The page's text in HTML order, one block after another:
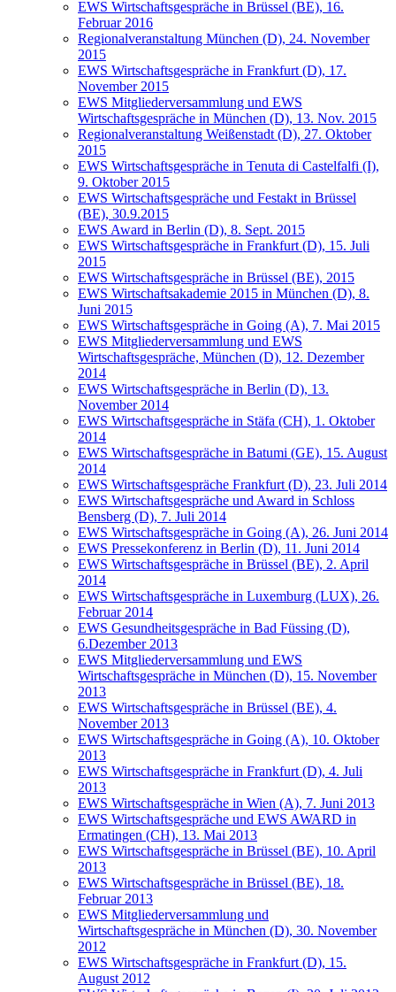
EWS Wirtschaftsgespräche in Brüssel (BE), 16.
Februar 2016
Regionalveranstaltung München (D), 24. November
2015
EWS Wirtschaftsgespräche in Frankfurt (D), 17.
November 2015
EWS Mitgliederversammlung und EWS
Wirtschaftsgespräche in München (D), 13. Nov. 2015
Regionalveranstaltung Weißenstadt (D), 27. Oktober
2015
EWS Wirtschaftsgespräche in Tenuta di Castelfalfi (I),
9. Oktober 2015
EWS Wirtschaftsgespräche und Festakt in Brüssel
(BE), 30.9.2015
EWS Award in Berlin (D), 8. Sept. 2015
EWS Wirtschaftsgespräche in Frankfurt (D), 15. Juli
2015
EWS Wirtschaftsgespräche in Brüssel (BE), 2015
EWS Wirtschaftsakademie 2015 in München (D), 8.
Juni 2015
EWS Wirtschaftsgespräche in Going (A), 7. Mai 2015
EWS Mitgliederversammlung und EWS
Wirtschaftsgespräche, München (D), 12. Dezember
2014
EWS Wirtschaftsgespräche in Berlin (D), 13.
November 2014
EWS Wirtschaftsgespräche in Stäfa (CH), 1. Oktober
2014
EWS Wirtschaftsgespräche in Batumi (GE), 15. August
2014
EWS Wirtschaftsgespräche Frankfurt (D), 23. Juli 2014
EWS Wirtschaftsgespräche und Award in Schloss
Bensberg (D), 7. Juli 2014
EWS Wirtschaftsgespräche in Going (A), 26. Juni 2014
EWS Pressekonferenz in Berlin (D), 11. Juni 2014
EWS Wirtschaftsgespräche in Brüssel (BE), 2. April
2014
EWS Wirtschaftsgespräche in Luxemburg (LUX), 26.
Februar 2014
EWS Gesundheitsgespräche in Bad Füssing (D),
6.Dezember 2013
EWS Mitgliederversammlung und EWS
Wirtschaftsgespräche in München (D), 15. November
2013
EWS Wirtschaftsgespräche in Brüssel (BE), 4.
November 2013
EWS Wirtschaftsgespräche in Going (A), 10. Oktober
2013
EWS Wirtschaftsgespräche in Frankfurt (D), 4. Juli
2013
EWS Wirtschaftsgespräche in Wien (A), 7. Juni 2013
EWS Wirtschaftsgespräche und EWS AWARD in
Ermatingen (CH), 13. Mai 2013
EWS Wirtschaftsgespräche in Brüssel (BE), 10. April
2013
EWS Wirtschaftsgespräche in Brüssel (BE), 18.
Februar 2013
EWS Mitgliederversammlung und
Wirtschaftsgespräche in München (D), 30. November
2012
EWS Wirtschaftsgespräche in Frankfurt (D), 15.
August 2012